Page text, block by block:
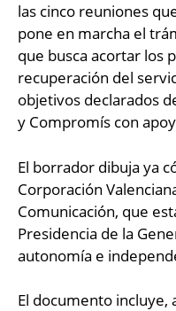
las cinco reuniones
pone en marcha el
que busca acortar los
recuperación del
objetivos declarados
y Compromís con
El borrador dibuja ya
Corporación
Comunicación, que
Presidencia de la
autonomía e
El documento